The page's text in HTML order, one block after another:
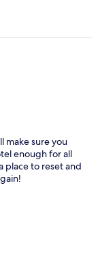
make sure you
enough for all
place to reset and